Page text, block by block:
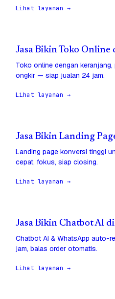
Lihat layanan →
Jasa Bikin Toko Online
Toko online dengan
ongkir — siap jualan 24 jam.
Lihat layanan →
Jasa Bikin Landing
Landing page konversi tinggi
cepat, fokus, siap closing.
Lihat layanan →
Jasa Bikin Chatbot AI
Chatbot AI & WhatsApp auto-
jam, balas order otomatis.
Lihat layanan →